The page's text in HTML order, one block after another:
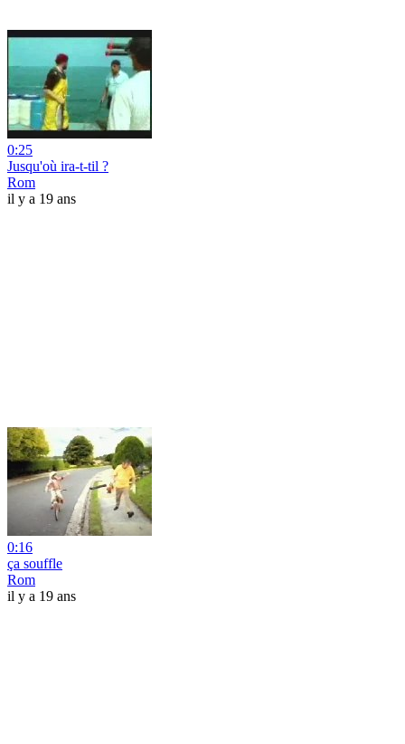
0:25
Jusqu'où ira-t-til ?
Rom
il y a 19 ans
0:16
ça souffle
Rom
il y a 19 ans